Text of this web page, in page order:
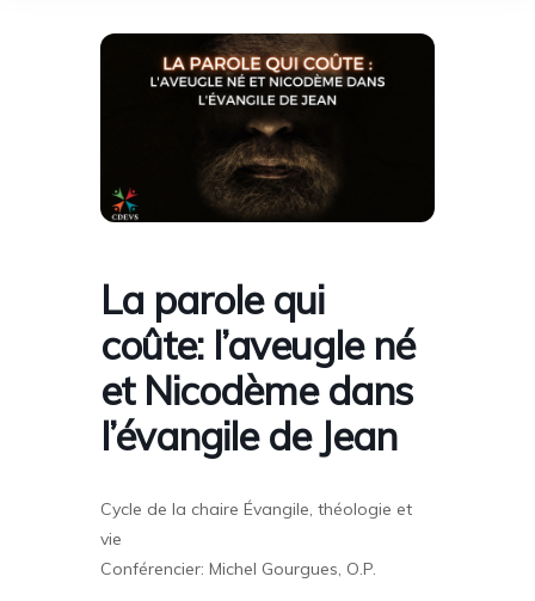
La parole qui
coûte: l’aveugle né
et Nicodème dans
l’évangile de Jean
Cycle de la chaire Évangile, théologie et
vie
Conférencier: Michel Gourgues, O.P.